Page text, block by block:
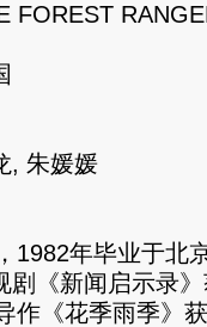
朱媛媛
年毕业于北
剧《新闻启示录
作《花季雨季》